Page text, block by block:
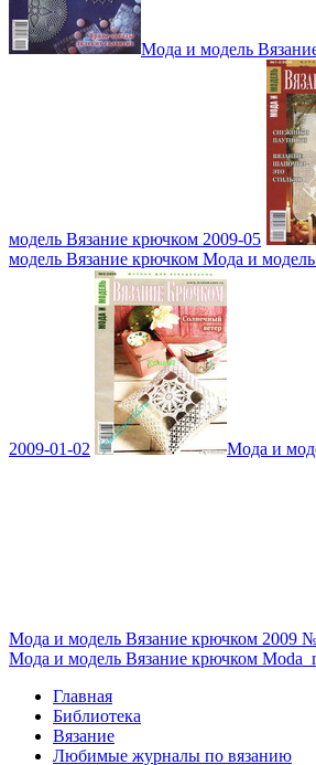
Мода и модель
модель Вязание крючком 2009-05
модель Вязание крючком Мода и
2009-01-02 Мода и
Мода и модель Вязание крючком 2009
Мода и модель Вязание крючком
Главная
Библиотека
Вязание
Любимые журналы по вязанию